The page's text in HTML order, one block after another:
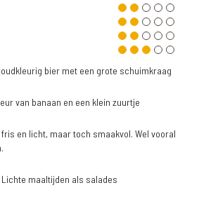
bier met een grote schuimkraag
van banaan en een klein zuurtje
en licht, maar toch smaakvol. Wel vooral
Lichte maaltijden als salades